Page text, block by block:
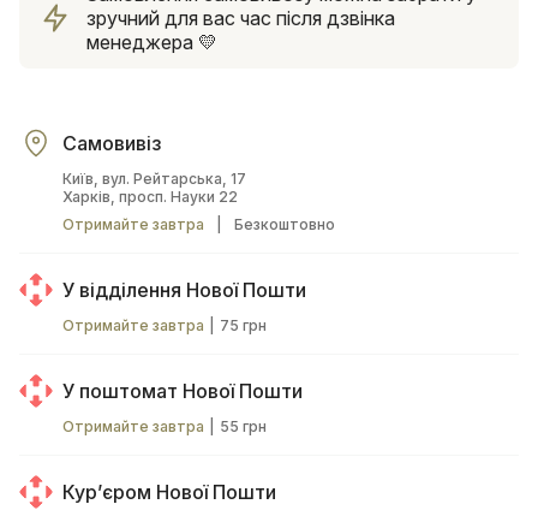
зручний для вас час після дзвінка
менеджера 💛
Самовивіз
Київ, вул. Рейтарська, 17
Харків, просп. Науки 22
Отримайте завтра
Безкоштовно
У відділення Нової Пошти
Отримайте завтра 75 грн
У поштомат Нової Пошти
Отримайте завтра 55 грн
Курʼєром Нової Пошти